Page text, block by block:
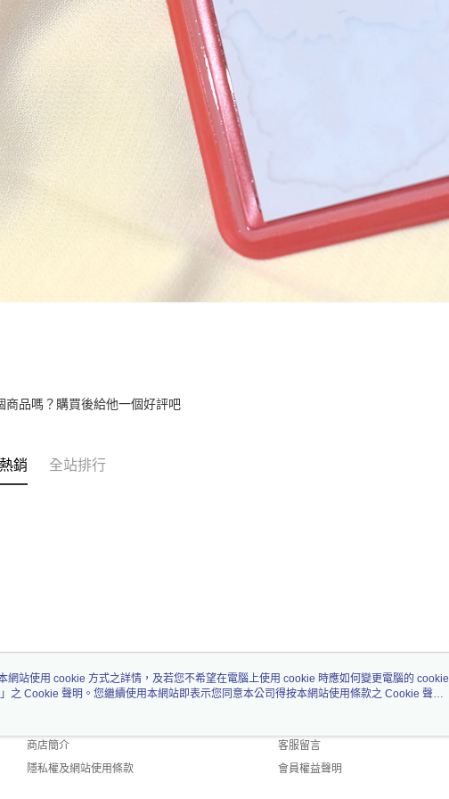
商品嗎？購買後給他一個好評吧
銷 全站排行
關於我們
商店簡介
隱私權及網站使用條款
客服資訊
客服留言
會員權益聲明
網站使用 cookie 方式之詳情，及若您不希望在電腦上使用 cookie 時應如何變更電腦的 cookie
」之 Cookie 聲明。您繼續使用本網站即表示您同意本公司得按本網站使用條款之 Cookie 聲明